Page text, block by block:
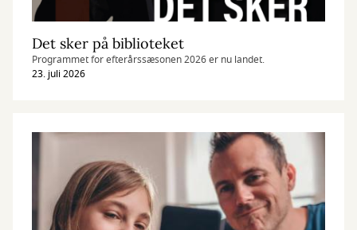
Det sker på biblioteket
Programmet for efterårssæsonen 2026 er nu landet.
23. juli 2026